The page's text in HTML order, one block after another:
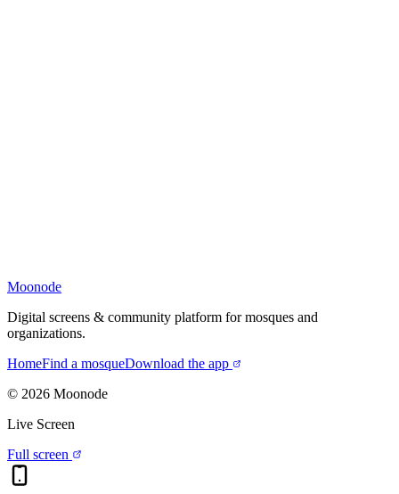
Moonode
Digital screens & community platform for mosques and
organizations.
HomeFind a mosqueDownload the app
© 2026 Moonode
Live Screen
Full screen